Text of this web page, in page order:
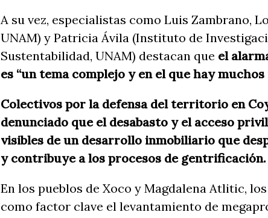
A su vez, especialistas como Luis Zambrano,
UNAM) y Patricia Ávila (Instituto de
Sustentabilidad, UNAM) destacan que el
es “un tema complejo y en el que hay muchos
Colectivos por la defensa del territorio en
denunciado que el desabasto y el acceso
visibles de un desarrollo inmobiliario que
y contribuye a los procesos de gentrificación.
En los pueblos de Xoco y Magdalena Atlitic,
como factor clave el levantamiento de